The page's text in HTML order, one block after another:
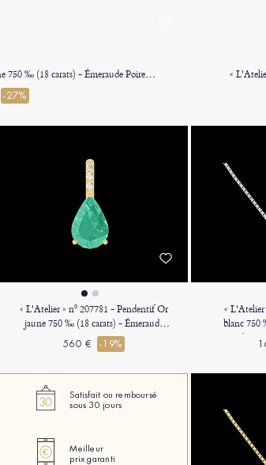
« L'Atelier » nº 207861 - Pendentif Or jaune 750 ‰ (18 carats) - Émeraude Poire 0.3 carat - Halo Diamant - Sertissage Diamant - Chaîne Vénitienne
-27%
« L'Atelier » nº 207781 - Pendentif Or
jaune 750 ‰ (18 carats) - Émeraude
Poire 0.3 carat - Sertissage Diamant -
Pas de chaîne
560 € -19%
«
blanc 750
Rond 0.3
Satisfait ou remboursé
sous 30 jours
Meilleur
prix garanti